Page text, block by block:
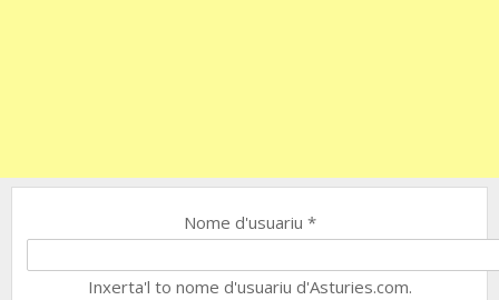
Nome d'usuariu *
Inxerta'l to nome d'usuariu d'Asturies.com.